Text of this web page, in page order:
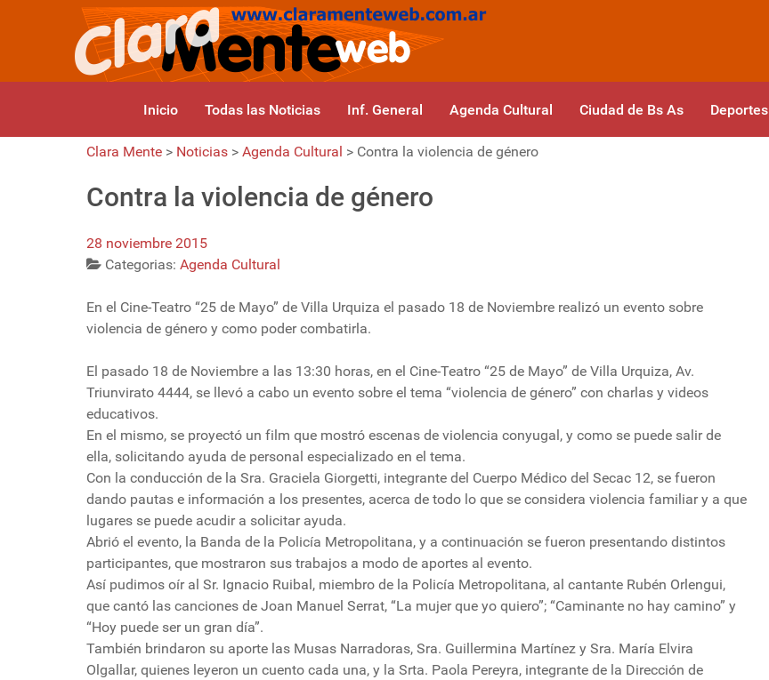
Inicio Todas las Noticias Inf. General Agenda Cultural Ciudad de Bs As Deportes
Clara Mente > Noticias > Agenda Cultural > Contra la violencia de género
Contra la violencia de género
28 noviembre 2015
Categorias: Agenda Cultural
En el Cine-Teatro “25 de Mayo” de Villa Urquiza el pasado 18 de Noviembre realizó un evento sobre
violencia de género y como poder combatirla.
El pasado 18 de Noviembre a las 13:30 horas, en el Cine-Teatro “25 de Mayo” de Villa Urquiza, Av.
Triunvirato 4444, se llevó a cabo un evento sobre el tema “violencia de género” con charlas y videos
educativos.
En el mismo, se proyectó un film que mostró escenas de violencia conyugal, y como se puede salir de
ella, solicitando ayuda de personal especializado en el tema.
Con la conducción de la Sra. Graciela Giorgetti, integrante del Cuerpo Médico del Secac 12, se fueron
dando pautas e información a los presentes, acerca de todo lo que se considera violencia familiar y a que
lugares se puede acudir a solicitar ayuda.
Abrió el evento, la Banda de la Policía Metropolitana, y a continuación se fueron presentando distintos
participantes, que mostraron sus trabajos a modo de aportes al evento.
Así pudimos oír al Sr. Ignacio Ruibal, miembro de la Policía Metropolitana, al cantante Rubén Orlengui,
que cantó las canciones de Joan Manuel Serrat, “La mujer que yo quiero”; “Caminante no hay camino” y
“Hoy puede ser un gran día”.
También brindaron su aporte las Musas Narradoras, Sra. Guillermina Martínez y Sra. María Elvira
Olgallar, quienes leyeron un cuento cada una, y la Srta. Paola Pereyra, integrante de la Dirección de